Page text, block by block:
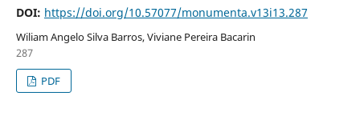
DOI: https://doi.org/10.57077/monumenta.v13i13.287
Wiliam Angelo Silva Barros, Viviane Pereira Bacarin
287
PDF